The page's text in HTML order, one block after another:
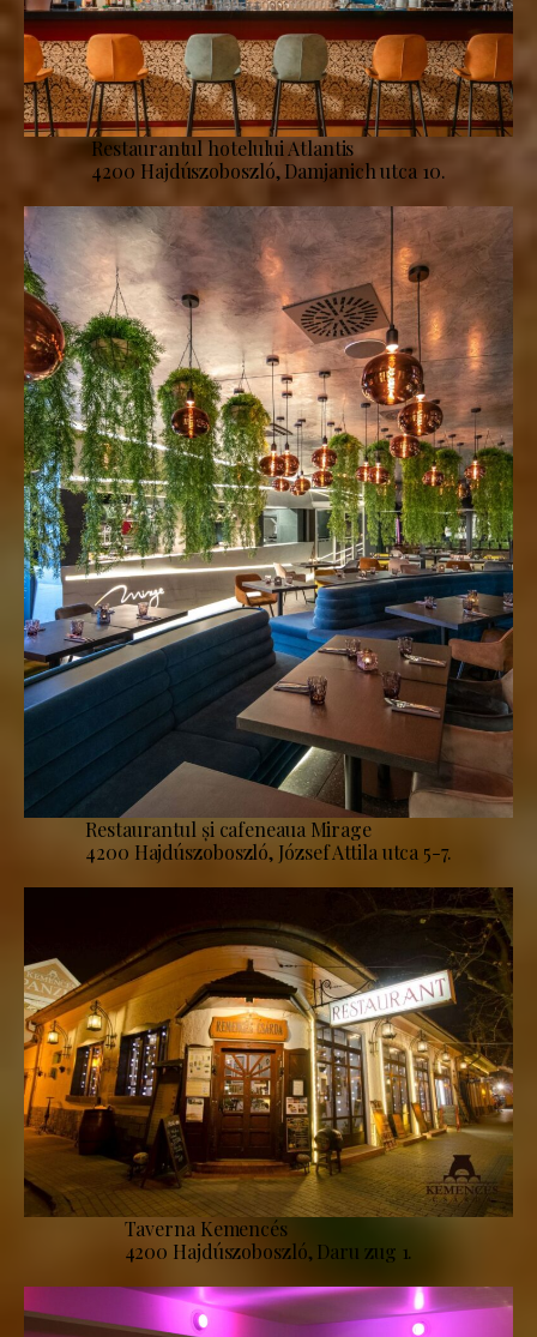
Restaurantul hotelului Atlantis
4200 Hajdúszoboszló, Damjanich utca 10.
Restaurantul și cafeneaua Mirage
4200 Hajdúszoboszló, József Attila utca 5-7.
Taverna Kemencés
4200 Hajdúszoboszló, Daru zug 1.